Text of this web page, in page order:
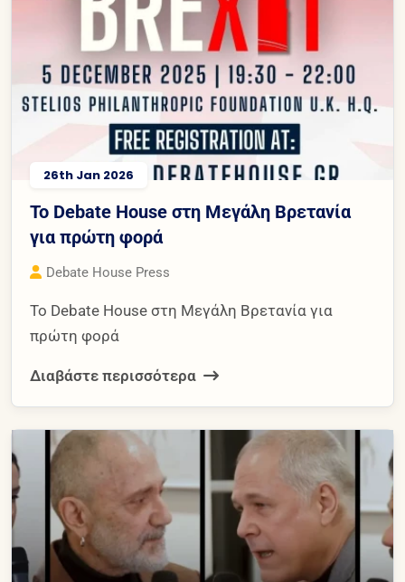
26th Jan 2026
Το Debate House στη Μεγάλη Βρετανία
για πρώτη φορά
Debate House Press
Το Debate House στη Μεγάλη Βρετανία για
πρώτη φορά
Διαβάστε περισσότερα